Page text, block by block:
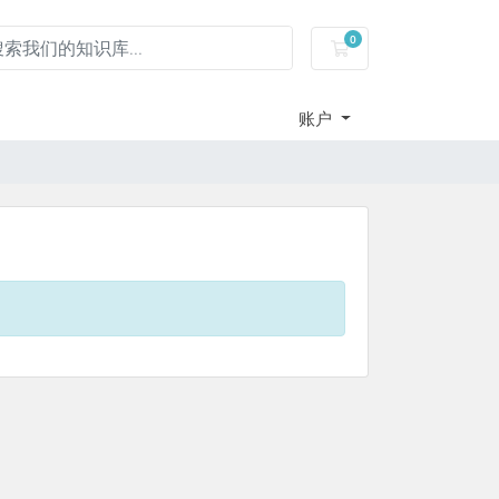
0
服务器租用-购物车
账户